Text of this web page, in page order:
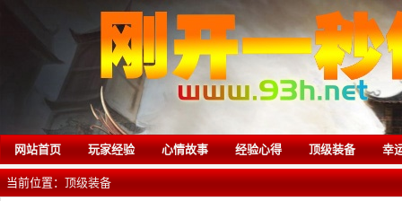
网站首页 玩家经验 心情故事 经验心得 顶级装备 幸
当前位置： 顶级装备